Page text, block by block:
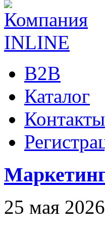
B2B
Каталог
Контакты
25 мая